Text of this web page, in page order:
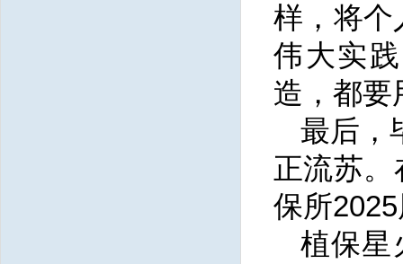
样，将个
伟大实
造，都要
最后，
正流苏
保所
植保星